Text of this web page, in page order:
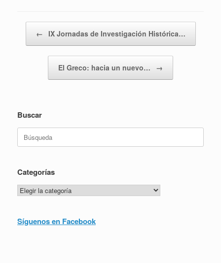
← IX Jornadas de Investigación Histórica…
El Greco: hacia un nuevo… →
Buscar
Categorías
Categorías
Síguenos en Facebook